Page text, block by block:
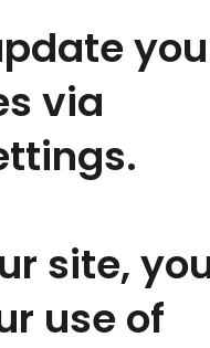
via
site,
use of